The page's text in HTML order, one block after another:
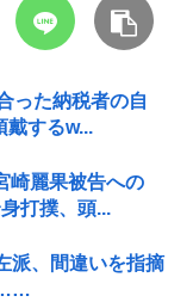
った納税者の自
戴するw...
崎麗果被告への
打撲、頭...
派、間違いを指摘
……